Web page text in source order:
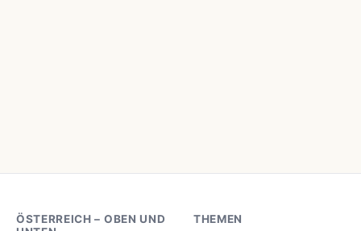
ÖSTERREICH – OBEN UND
THEMEN